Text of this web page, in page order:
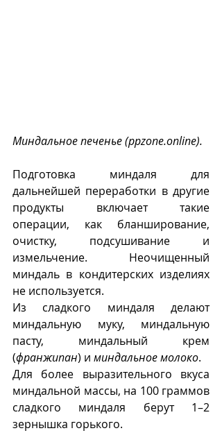
Миндальное печенье (ppzone.online).
Подготовка миндаля для
дальнейшей переработки в другие
продукты включает такие
операции, как бланширование,
очистку, подсушивание и
измельчение. Неочищенный
миндаль в кондитерских изделиях
не используется.
Из сладкого миндаля делают
миндальную муку, миндальную
пасту, миндальный крем
(франжипан) и миндальное молоко.
Для более выразительного вкуса
миндальной массы, на 100 граммов
сладкого миндаля берут 1–2
зернышка горького.